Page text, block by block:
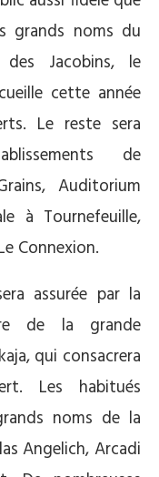
grands noms du
Jacobins, le
cette année
Le reste sera
de
Auditorium
à Tournefeuille,
Connexion.
assurée par la
de la grande
qui consacrera
Les habitués
noms de la
Angelich, Arcadi